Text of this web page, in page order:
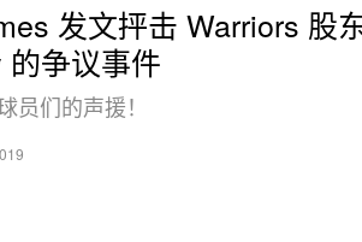
发文抨击 Warriors 股
争议事件
员们的声援！